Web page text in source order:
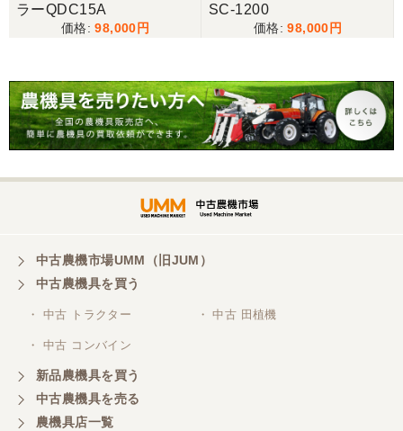
ラーQDC15A
98,000
SC-1200
98,000
中古農機市場UMM（旧JUM）
中古農機具を買う
・ 中古 トラクター ・ 中古 田植機
・ 中古 コンバイン
新品農機具を買う
中古農機具を売る
農機具店一覧